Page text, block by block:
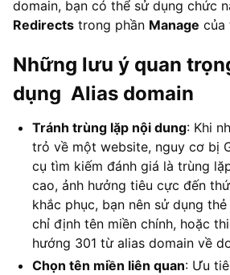
domain, bạn có thể sử dụng chức
Redirects trong phần Manage của
Những lưu ý quan
dụng Alias domain
Tránh trùng lặp nội dung: Khi
trỏ về một website, nguy cơ bị
cụ tìm kiếm đánh giá là trùng
cao, ảnh hưởng tiêu cực đến
khắc phục, bạn nên sử dụng
chỉ định tên miền chính, hoặc
hướng 301 từ alias domain về
Chọn tên miền liên quan: Ưu